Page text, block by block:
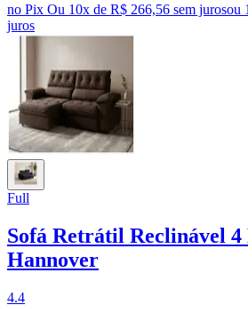
no Pix Ou 10x de R$ 266,56 sem jurosou
juros
Full
Sofá Retrátil Reclinável 4
Hannover
4.4